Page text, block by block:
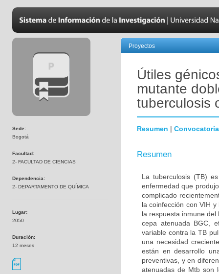
Sede:
Bogotá
Facultad:
2- FACULTAD DE CIENCIAS
Dependencia:
2- DEPARTAMENTO DE QUÍMICA
Lugar:
2050
Duración:
12 meses
Proyectos
Útiles
mutante
tuberculosis
Resumen | Convocatoria
Resumen
La tuberculosis (TB)
enfermedad que
complicado
la coinfección con VIH
la respuesta inmune
cepa atenuada BGC,
variable contra la TB
una necesidad
están en desarrollo
preventivas, y en
atenuadas de Mtb son